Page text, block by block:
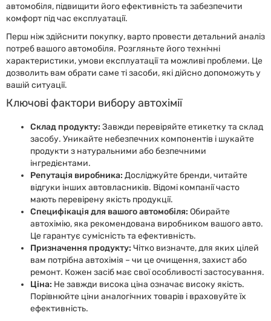
автомобіля, підвищити його ефективність та забезпечити
комфорт під час експлуатації.
Перш ніж здійснити покупку, варто провести детальний аналіз
потреб вашого автомобіля. Розгляньте його технічні
характеристики, умови експлуатації та можливі проблеми. Це
дозволить вам обрати саме ті засоби, які дійсно допоможуть у
вашій ситуації.
Ключові фактори вибору автохімії
Склад продукту: Завжди перевіряйте етикетку та склад
засобу. Уникайте небезпечних компонентів і шукайте
продукти з натуральними або безпечними
інгредієнтами.
Репутація виробника: Досліджуйте бренди, читайте
відгуки інших автовласників. Відомі компанії часто
мають перевірену якість продукції.
Специфікація для вашого автомобіля: Обирайте
автохімію, яка рекомендована виробником вашого авто.
Це гарантує сумісність та ефективність.
Призначення продукту: Чітко визначте, для яких цілей
вам потрібна автохімія – чи це очищення, захист або
ремонт. Кожен засіб має свої особливості застосування.
Ціна: Не завжди висока ціна означає високу якість.
Порівнюйте ціни аналогічних товарів і враховуйте їх
ефективність.